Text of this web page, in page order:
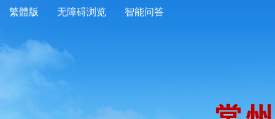
繁體版 无障碍浏览 智能问答